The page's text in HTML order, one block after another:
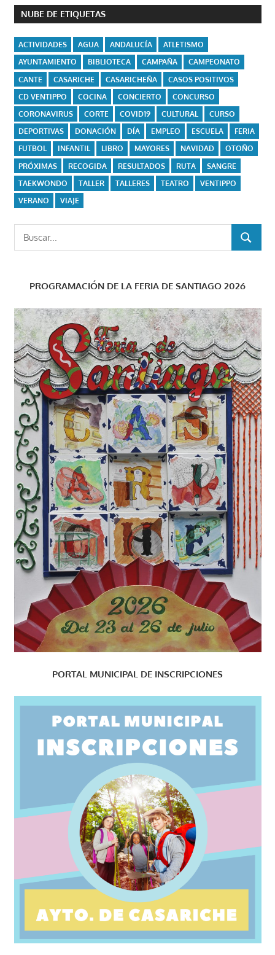
NUBE DE ETIQUETAS
ACTIVIDADES AGUA ANDALUCÍA
ATLETISMO
AYUNTAMIENTO
BIBLIOTECA CAMPAÑA
CAMPEONATO
CANTE
CASARICHE CASARICHEÑA
CASOS POSITIVOS
CD VENTIPPO
COCINA CONCIERTO
CONCURSO
CORONAVIRUS
CORTE COVID19 CULTURAL
CURSO
DEPORTIVAS
DONACIÓN DÍA EMPLEO ESCUELA
FERIA
FUTBOL
INFANTIL LIBRO MAYORES NAVIDAD
OTOÑO
PRÓXIMAS
RECOGIDA RESULTADOS RUTA
SANGRE
TAEKWONDO
TALLER TALLERES TEATRO
VENTIPPO
VERANO
VIAJE
Buscar:
BUSCAR
PROGRAMACIÓN DE LA FERIA DE SANTIAGO 2026
PORTAL MUNICIPAL DE INSCRIPCIONES